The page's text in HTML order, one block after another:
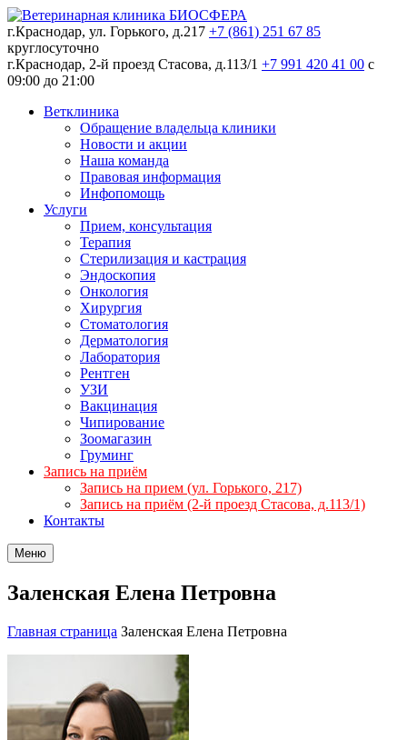
г.Краснодар, ул. Горького, д.217 +7 (861) 251 67 85
круглосуточно
г.Краснодар, 2-й проезд Стасова, д.113/1 +7 991 420 41 00 c
09:00 до 21:00
Ветклиника
Обращение владельца клиники
Новости и акции
Наша команда
Правовая информация
Инфопомощь
Услуги
Прием, консультация
Терапия
Стерилизация и кастрация
Эндоскопия
Онкология
Хирургия
Стоматология
Дерматология
Лаборатория
Рентген
УЗИ
Вакцинация
Чипирование
Зоомагазин
Груминг
Запись на приём
Запись на прием (ул. Горького, 217)
Запись на приём (2-й проезд Стасова, д.113/1)
Контакты
Меню
Заленская Елена Петровна
Главная страница Заленская Елена Петровна